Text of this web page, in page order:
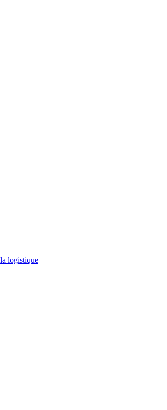
logistique